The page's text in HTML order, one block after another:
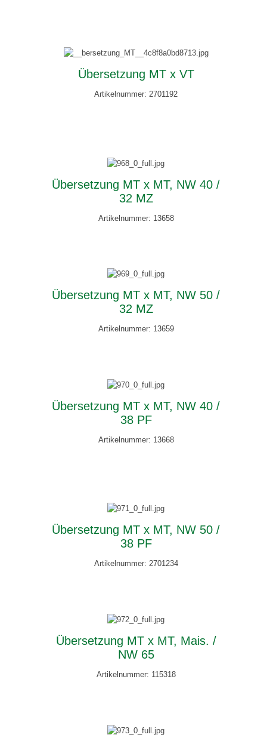
Übersetzung MT x VT
Artikelnummer: 2701192
Übersetzung MT x MT, NW 40 /
32 MZ
Artikelnummer: 13658
Übersetzung MT x MT, NW 50 /
32 MZ
Artikelnummer: 13659
Übersetzung MT x MT, NW 40 /
38 PF
Artikelnummer: 13668
Übersetzung MT x MT, NW 50 /
38 PF
Artikelnummer: 2701234
Übersetzung MT x MT, Mais. /
NW 65
Artikelnummer: 115318